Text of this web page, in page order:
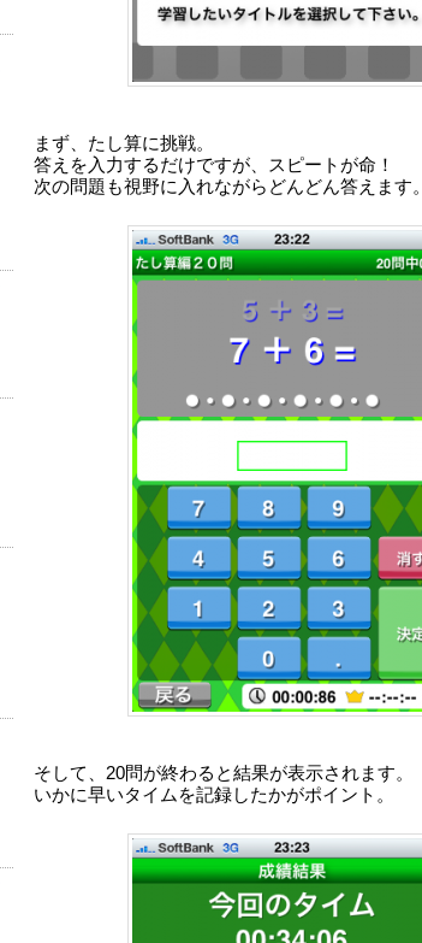
まず、たし算に挑戦。
答えを入力するだけですが、スピートが命！
次の問題も視野に入れながらどんどん答えます。
そして、20問が終わると結果が表示されます。
いかに早いタイムを記録したかがポイント。